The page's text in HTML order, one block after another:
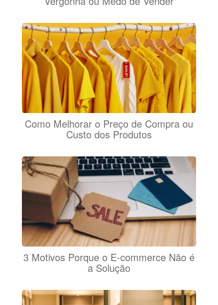
Como Melhorar o Preço de Compra ou
Custo dos Produtos
3 Motivos Porque o E-commerce Não é
a Solução